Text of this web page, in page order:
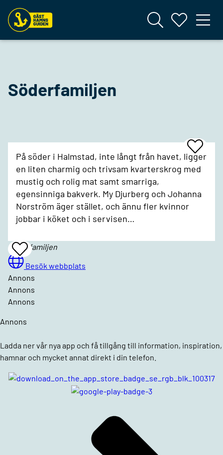
Söderfamiljen
Add
To
Favrites
På söder i Halmstad, inte långt från havet, ligger
en liten charmig och trivsam kvarterskrog med
mustig och rolig mat samt smarriga,
egensinniga bakverk. My Djurberg och Johanna
Norström äger stället, och ännu fler kvinnor
jobbar i köket och i servisen…
Add
To
Favrites
Söderfamiljen
Besök webbplats
Annons
Annons
Annons
Annons
Ladda ner vår nya app och få tillgång till information, inspiration,
hamnar och mycket annat direkt i din telefon.